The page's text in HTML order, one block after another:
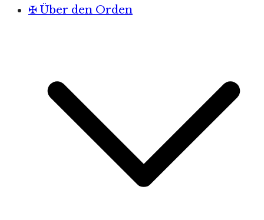
✠ Über den Orden